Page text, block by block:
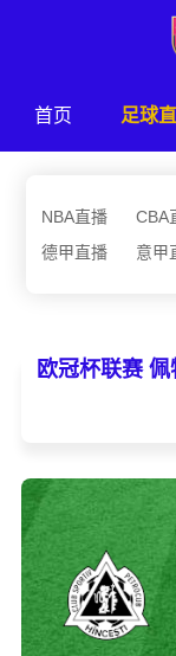
首页 足球
NBA直播 CBA
德甲直播
意甲
欧冠杯联赛